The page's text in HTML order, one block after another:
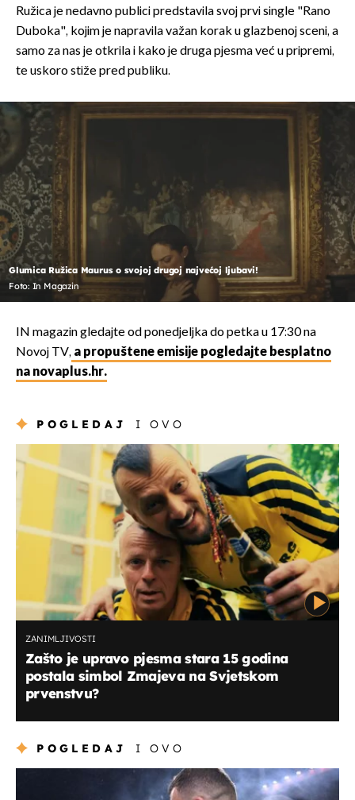
Ružica je nedavno publici predstavila svoj prvi single "Rano
Duboka", kojim je napravila važan korak u glazbenoj sceni, a
samo za nas je otkrila i kako je druga pjesma već u pripremi,
te uskoro stiže pred publiku.
Glumica Ružica Maurus o svojoj drugoj najvećoj ljubavi!
Foto: In Magazin
IN magazin gledajte od ponedjeljka do petka u 17:30 na
Novoj TV, a propuštene emisije pogledajte besplatno
na novaplus.hr.
POGLEDAJ I OVO
ZANIMLJIVOSTI
Zašto je upravo pjesma stara 15 godina
postala simbol Zmajeva na Svjetskom
prvenstvu?
POGLEDAJ I OVO